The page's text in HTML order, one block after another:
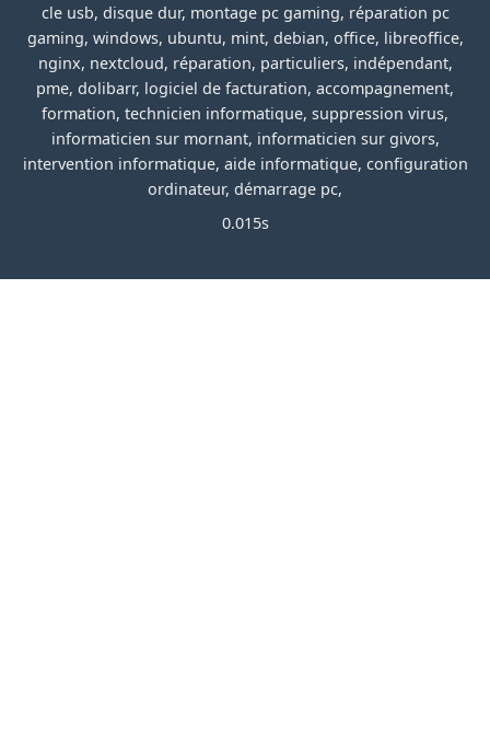
cle usb, disque dur, montage pc gaming, réparation pc
gaming, windows, ubuntu, mint, debian, office, libreoffice,
nginx, nextcloud, réparation, particuliers, indépendant,
pme, dolibarr, logiciel de facturation, accompagnement,
formation, technicien informatique, suppression virus,
informaticien sur mornant, informaticien sur givors,
intervention informatique, aide informatique, configuration
ordinateur, démarrage pc,
0.015s